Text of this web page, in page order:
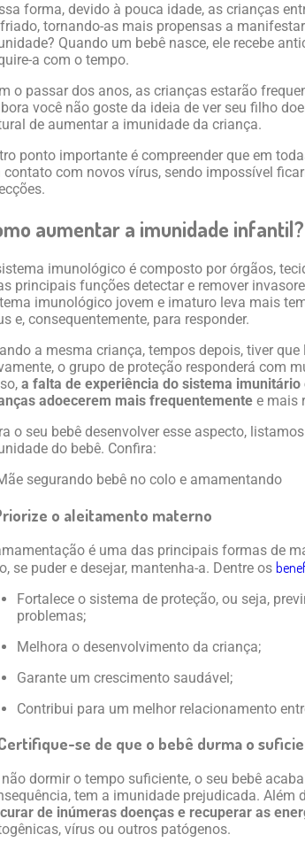
forma, devido à pouca idade, as crianças
tornando-as mais propensas a
Quando um bebê nasce, ele recebe
a com o tempo.
o passar dos anos, as crianças estarão
você não goste da ideia de ver seu filho
de aumentar a imunidade da criança.
ponto importante é compreender que em
contato com novos vírus, sendo impossível
aumentar a imunidade infantil?
imunológico é composto por órgãos,
principais funções detectar e remover
imunológico jovem e imaturo leva mais
e, consequentemente, para responder.
a mesma criança, tempos depois, tiver
o grupo de proteção responderá com
a falta de experiência do sistema
adoecerem mais frequentemente e mais
o seu bebê desenvolver esse aspecto,
do bebê. Confira:
o aleitamento materno
é uma das principais formas de
se puder e desejar, mantenha-a. Dentre os
Fortalece o sistema de proteção, ou seja,
problemas;
Melhora o desenvolvimento da criança;
Garante um crescimento saudável;
Contribui para um melhor relacionamento
se de que o bebê durma o
dormir o tempo suficiente, o seu bebê
tem a imunidade prejudicada. Além
de inúmeras doenças e recuperar as
vírus ou outros patógenos.